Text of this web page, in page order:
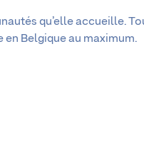
qu’elle accueille.
Belgique au maximum.